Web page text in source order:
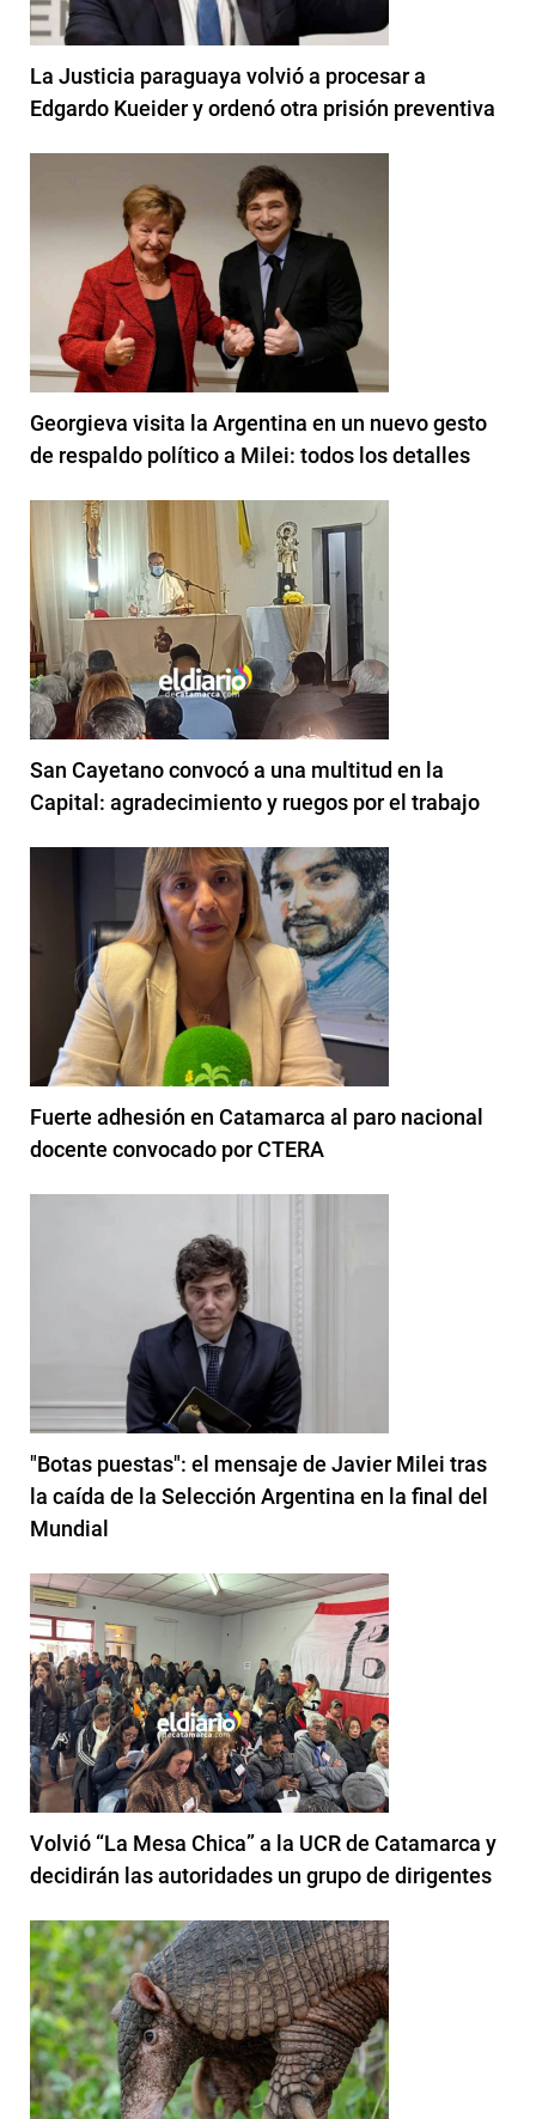
La Justicia paraguaya volvió a procesar a
Edgardo Kueider y ordenó otra prisión preventiva
Georgieva visita la Argentina en un nuevo gesto
de respaldo político a Milei: todos los detalles
San Cayetano convocó a una multitud en la
Capital: agradecimiento y ruegos por el trabajo
Fuerte adhesión en Catamarca al paro nacional
docente convocado por CTERA
"Botas puestas": el mensaje de Javier Milei tras
la caída de la Selección Argentina en la final del
Mundial
Volvió “La Mesa Chica” a la UCR de Catamarca y
decidirán las autoridades un grupo de dirigentes